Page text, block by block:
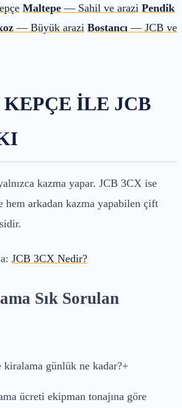
Maltepe — Sahil ve arazi Pendik
— Büyük arazi Bostancı — JCB ve
ILE JCB
kazma yapar. JCB 3CX ise
hem arkadan kazma yapabilen çift
JCB 3CX Nedir?
Sık Sorulan
kiralama günlük ne kadar?+
ücreti ekipman tonajına göre